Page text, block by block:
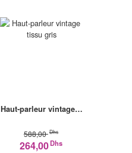
Haut-parleur vintage…
588,00Dhs
264,00Dhs